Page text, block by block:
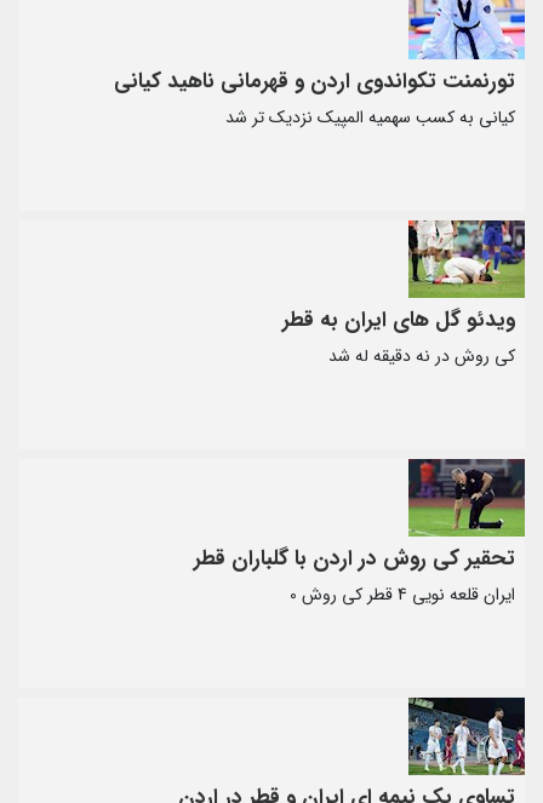
تورنمنت تکواندوی اردن و قهرمانی ناهید کیانی
کیانی به کسب سهمیه المپیک نزدیک تر شد
ویدئو گل های ایران به قطر
کی روش در نه دقیقه له شد
تحقیر کی روش در اردن با گلباران قطر
ایران قلعه نویی 4 قطر کی روش 0